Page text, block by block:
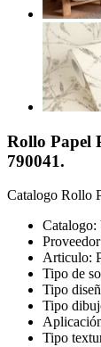
Rollo Papel
790041.
Catalogo Rollo
Articulo:
Tipo de
Tipo
Tipo
Tipo